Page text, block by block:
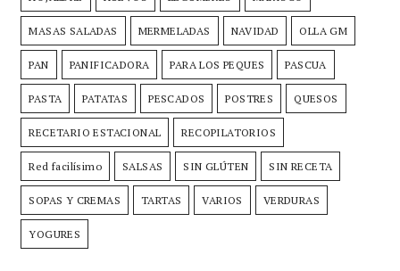
MASAS SALADAS MERMELADAS NAVIDAD OLLA GM
PAN PANIFICADORA PARA LOS PEQUES PASCUA
PASTA PATATAS PESCADOS POSTRES QUESOS
RECETARIO ESTACIONAL RECOPILATORIOS
Red facilísimo SALSAS SIN GLÚTEN SIN RECETA
SOPAS Y CREMAS TARTAS VARIOS VERDURAS
YOGURES